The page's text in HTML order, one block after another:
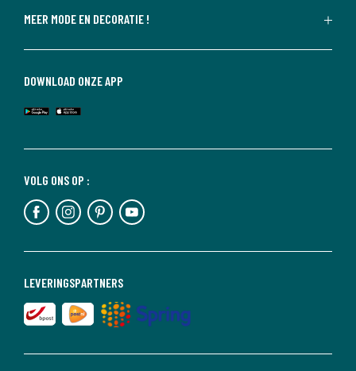
MEER MODE EN DECORATIE !
LEVERINGSPARTNERS
VOLG ONS OP :
DOWNLOAD ONZE APP